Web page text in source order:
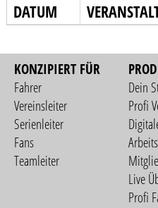
DATUM
KONZIPIERT FÜR
Fahrer
Vereinsleiter
Serienleiter
Fans
Teamleiter
Dein
Profi
Live
Profi